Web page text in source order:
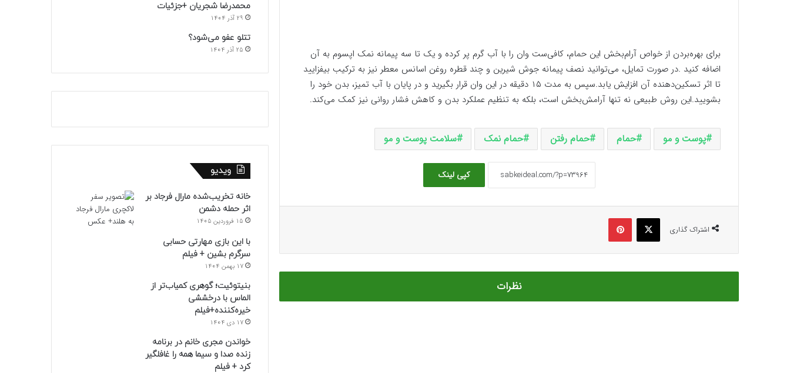
برای بهره‌بردن از خواص آرام‌بخش این حمام، کافی‌ست وان را با آب گرم پر کرده و یک تا سه پیمانه نمک اپسوم به آن
اضافه کنید .در صورت تمایل، می‌توانید نصف پیمانه جوش شیرین و چند قطره روغن اسانس معطر نیز به ترکیب بیفزایید
تا اثر تسکین‌دهنده آن افزایش یابد.
سپس به مدت ۱۵ دقیقه در این وان قرار بگیرید و در پایان با آب تمیز، بدن خود را
بشویید.این روش طبیعی نه تنها آرامش‌بخش است، بلکه به تنظیم عملکرد بدن و کاهش فشار روانی نیز کمک می‌کند.
پوست و مو حمام حمام رفتن حمام نمک سلامت پوست و مو
کپی لینک
اشتراک گذاری
ایکس پینتریست
نظرات
محمدرضا شجریان +جزئیات
29 آذر 1404
تتلو عفو می‌شود؟
25 آذر 1404
ویدیو
خانه تخریب‌شده مارال فرجاد بر
اثر حمله دشمن
15 فروردین 1405
با این بازی مهارتی حسابی
سرگرم بشین + فیلم
17 بهمن 1404
بنیتوئیت؛ گوهری کمیاب‌تر از
الماس با درخششی
خیره‌کننده+فیلم
17 دی 1404
خواندن مجری خانم در برنامه
زنده صدا و سیما همه را غافلگیر
کرد + فیلم